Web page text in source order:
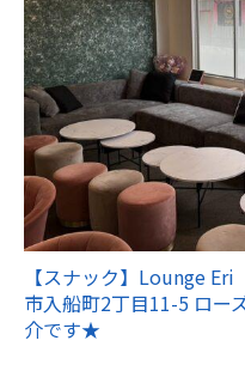
【スナック】Lounge
市入船町2丁目11-5 ロー
介です★